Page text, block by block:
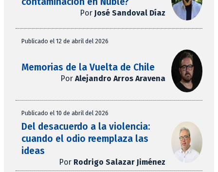
Por José Sandoval Díaz
Publicado el 12 de abril del 2026
Memorias de la Vuelta de Chile
Por Alejandro Arros Aravena
Publicado el 10 de abril del 2026
Del desacuerdo a la violencia:
cuando el odio reemplaza las
ideas
Por Rodrigo Salazar Jiménez